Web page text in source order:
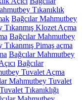
Tıkanıklık
Bağcılar Mahmutbey
Tıkanmış Klozet Açma
Bağcılar Mahmutbey
Pimaş açma
Bağcılar Mahmutbey
Bağcılar
Tuvalet Açma
Mahmutbey Tuvalet
Tıkanıklığı